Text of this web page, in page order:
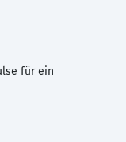
für ein